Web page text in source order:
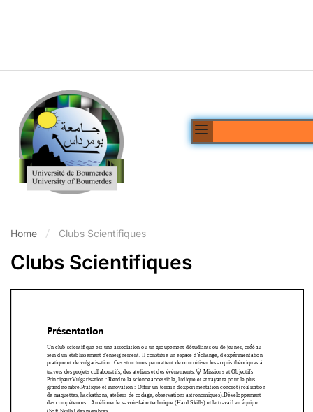
Home Clubs Scientifiques
Clubs Scientifiques